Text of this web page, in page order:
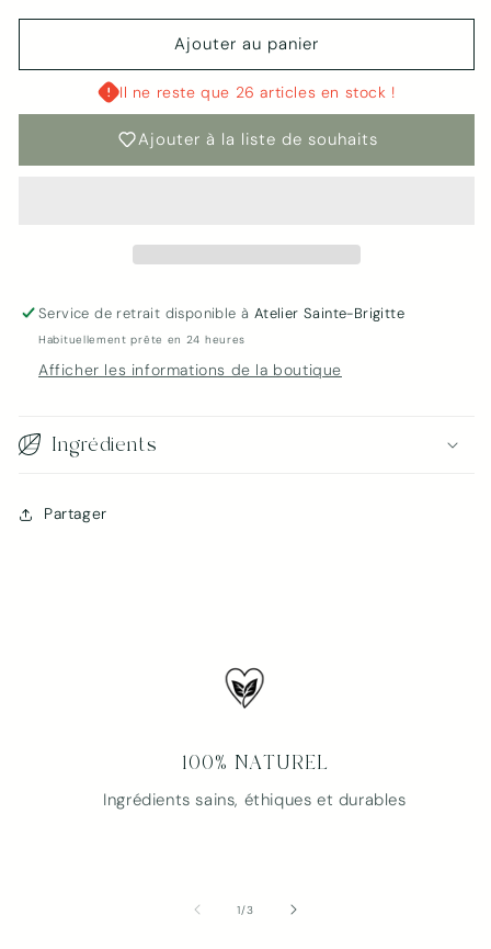
quantité
Sels
bain
quantité
Sels
de
bain
|
Roses
Ajouter au panier
Il ne reste que 26 articles en stock !
Ajouter à la liste de souhaits
Service de retrait disponible à Atelier Sainte-Brigitte
Habituellement prête en 24 heures
Afficher les informations de la boutique
Ingrédients
Partager
100% NATUREL
Ingrédients sains, éthiques et durables
1/de
3
des produits à votre liste de souhaits et afficher
vos articles précédemment enregistrés.